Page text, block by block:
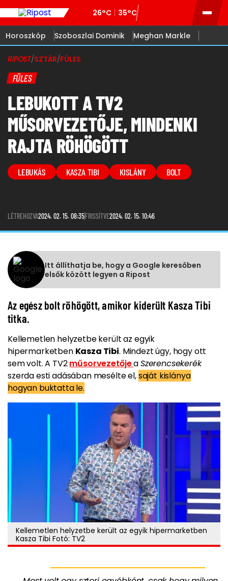
26°C 35°C
Horoszkóp Szoboszlai Dominik Meghan Markle
RIPOST/SZTÁR/FÜLES
FÜLES
LEBUKOTT A TV2
MŰSORVEZETŐJE, MINDENKI
RAJTA RÖHÖGÖTT
LEBUKÁS KASZA TIBI KISLÁNY BOLT
LÉTREHOZVA2024. 02. 15. 08:35FRISSÍTVE2024. 02. 15. 10:46
Itt állíthatja be, hogy a Google keresőben
elsők között legyen a Ripost
Az egész bolt röhögött, amikor kiderült Kasza Tibi
titka.
Kellemetlen helyzetbe került az egyik
hipermarketben Kasza Tibi. Mindezt úgy, hogy ott
sem volt. A TV2műsorvezetőjeaSzerencsekerék
szerda esti adásában mesélte el,saját kislánya
hogyan buktatta le.
Kellemetlen helyzetbe került az egyik hipermarketben
Kasza Tibi Fotó: TV2